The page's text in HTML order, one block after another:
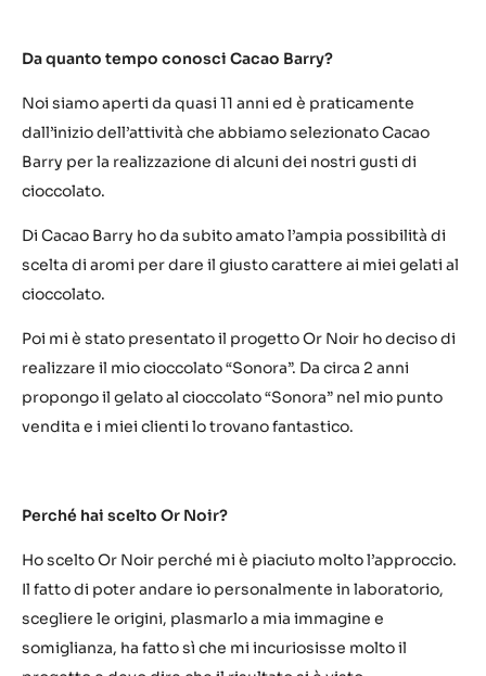
Da quanto tempo conosci Cacao Barry?
Noi siamo aperti da quasi 11 anni ed è praticamente
dall’inizio dell’attività che abbiamo selezionato Cacao
Barry per la realizzazione di alcuni dei nostri gusti di
cioccolato.
Di Cacao Barry ho da subito amato l’ampia possibilità di
scelta di aromi per dare il giusto carattere ai miei gelati al
cioccolato.
Poi mi è stato presentato il progetto Or Noir ho deciso di
realizzare il mio cioccolato “Sonora”. Da circa 2 anni
propongo il gelato al cioccolato “Sonora” nel mio punto
vendita e i miei clienti lo trovano fantastico.
Perché hai scelto Or Noir?
Ho scelto Or Noir perché mi è piaciuto molto l’approccio.
Il fatto di poter andare io personalmente in laboratorio,
scegliere le origini, plasmarlo a mia immagine e
somiglianza, ha fatto sì che mi incuriosisse molto il